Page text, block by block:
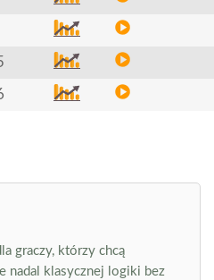
graczy, którzy chcą
nadal klasycznej logiki bez